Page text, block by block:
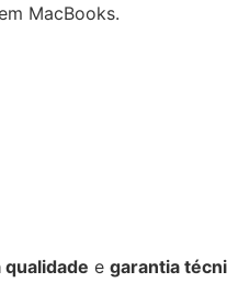
MacBooks.
qualidade e garantia